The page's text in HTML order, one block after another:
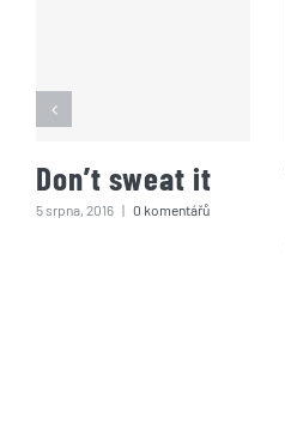
Don’t sweat it
5 srpna, 2016 | 0 komentářů